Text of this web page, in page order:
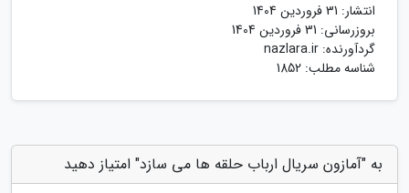
انتشار: 31 فروردین 1404
بروزرسانی: 31 فروردین 1404
گردآورنده: nazlara.ir
شناسه مطلب: 1852
به "آمازون سریال ارباب حلقه ها می سازد" امتیاز دهید